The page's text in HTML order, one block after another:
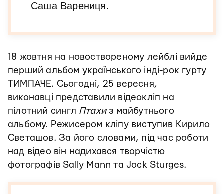
Саша Варениця.
18 жовтня на новоствореному лейблі вийде
перший альбом українського інді-рок гурту
ТИМПАЧЕ. Сьогодні, 25 вересня,
виконавці представили відеокліп на
пілотний сингл Птахиз майбутнього
альбому. Режисером кліпу виступив Кирило
Светашов. За його словами, під час роботи
над відео він надихався творчістю
фотографів Sally Mann та Jock Sturges.